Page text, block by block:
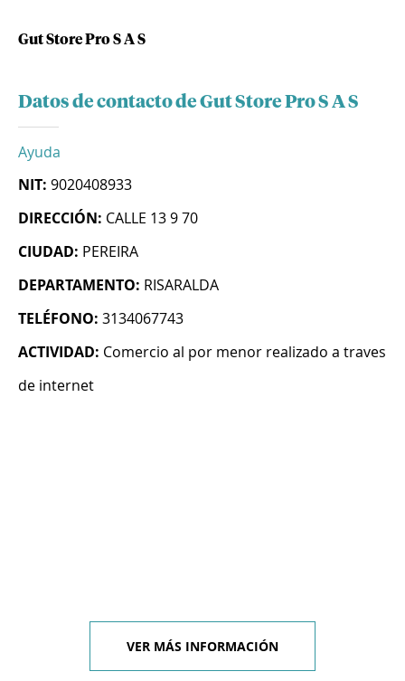
Gut Store Pro S A S
Datos de contacto de Gut Store Pro S A S
Ayuda
NIT: 9020408933
DIRECCIÓN: CALLE 13 9 70
CIUDAD: PEREIRA
DEPARTAMENTO: RISARALDA
TELÉFONO: 3134067743
ACTIVIDAD: Comercio al por menor realizado a traves
de internet
VER MÁS INFORMACIÓN